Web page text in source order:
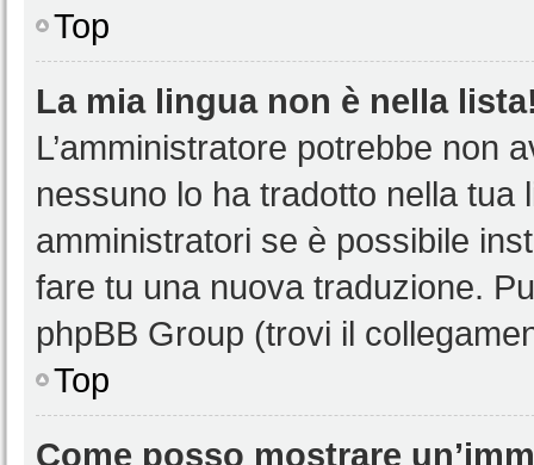
Top
La mia lingua non è nella
L’amministratore potrebbe non
nessuno lo ha tradotto nella tua
amministratori se è possibile
fare tu una nuova traduzione.
phpBB Group (trovi il
Top
Come posso mostrare